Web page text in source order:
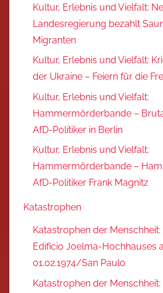
Kultur, Erlebnis und Vielfalt:
Landesregierung bezahlt
Migranten
Kultur, Erlebnis und Vielfalt:
der Ukraine – Feiern für die
Kultur, Erlebnis und Vielfalt:
Hammermörderbande –
AfD-Politiker in Berlin
Kultur, Erlebnis und Vielfalt:
Hammermörderbande –
AfD-Politiker Frank Magnitz
Katastrophen
Katastrophen der
Edifício Joelma-Hochhauses
01.02.1974/San Paulo
Katastrophen der